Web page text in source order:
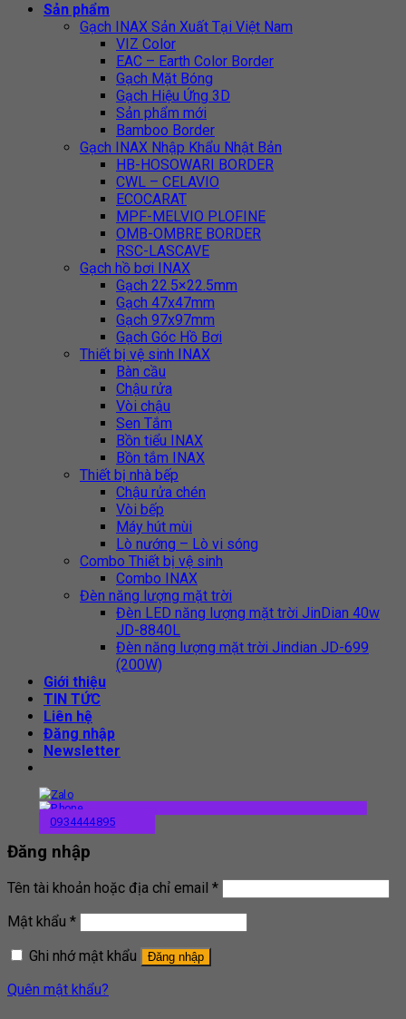
Sản phẩm
Gạch INAX Sản Xuất Tại Việt Nam
VIZ Color
EAC – Earth Color Border
Gạch Mặt Bóng
Gạch Hiệu Ứng 3D
Sản phẩm mới
Bamboo Border
Gạch INAX Nhập Khẩu Nhật Bản
HB-HOSOWARI BORDER
CWL – CELAVIO
ECOCARAT
MPF-MELVIO PLOFINE
OMB-OMBRE BORDER
RSC-LASCAVE
Gạch hồ bơi INAX
Gạch 22.5×22.5mm
Gạch 47x47mm
Gạch 97x97mm
Gạch Góc Hồ Bơi
Thiết bị vệ sinh INAX
Bàn cầu
Chậu rửa
Vòi chậu
Sen Tắm
Bồn tiểu INAX
Bồn tắm INAX
Thiết bị nhà bếp
Chậu rửa chén
Vòi bếp
Máy hút mùi
Lò nướng – Lò vi sóng
Combo Thiết bị vệ sinh
Combo INAX
Đèn năng lượng mặt trời
Đèn LED năng lượng mặt trời JinDian 40w
JD-8840L
Đèn năng lượng mặt trời Jindian JD-699
(200W)
Giới thiệu
TIN TỨC
Liên hệ
Đăng nhập
Newsletter
0934444895
Đăng nhập
Tên tài khoản hoặc địa chỉ email *
Mật khẩu *
Ghi nhớ mật khẩu
Đăng nhập
Quên mật khẩu?